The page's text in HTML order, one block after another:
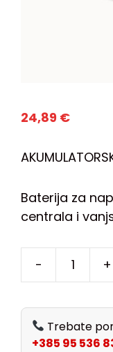
24,89 €
Baterija za
centrala i
- +
Trebate
+385 95 536